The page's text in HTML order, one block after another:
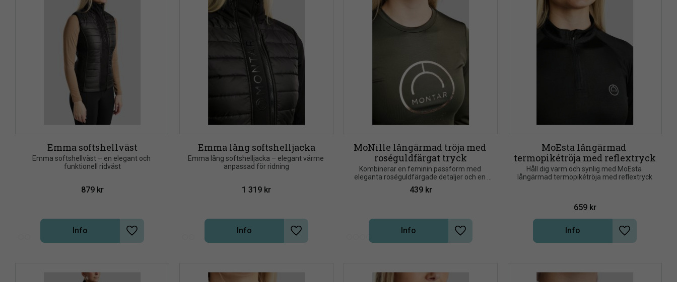
Emma softshellväst
​Emma softshellväst – en elegant och
funktionell ridväst
879kr
Lägg till i önskelista
Info
Emma lång softshelljacka
Emma lång softshelljacka – elegant värme
anpassad för ridning
1 319 kr
Lägg till i önskelista
Info
MoNille långärmad tröja med
roséguldfärgat tryck
Kombinerar en feminin passform med
eleganta roséguldfärgade detaljer och en
stilren Montar-logotyp som ger en exklusiv
känsla
439kr
Lägg till i önskelista
Info
MoEsta långärmad
termopikétröja med reflextryck
Håll dig varm och synlig med MoEsta
långärmad termopikétröja med reflextryck
659kr
Lägg till i
Info